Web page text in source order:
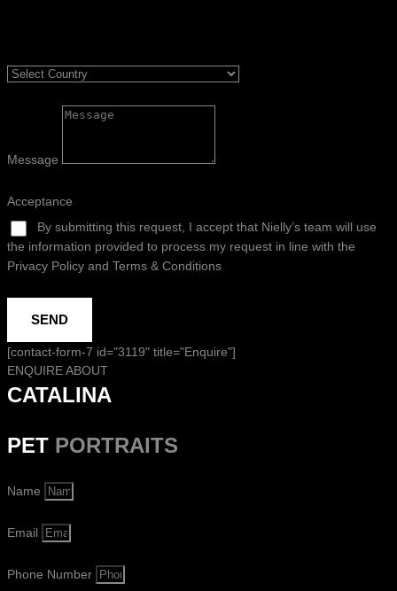
Message
Acceptance
By submitting this request, I accept that Nielly’s team will use
the information provided to process my request in line with the
Privacy Policy and Terms & Conditions
SEND
[contact-form-7 id="3119" title="Enquire"]
ENQUIRE ABOUT
CATALINA
PET PORTRAITS
Name
Email
Phone Number